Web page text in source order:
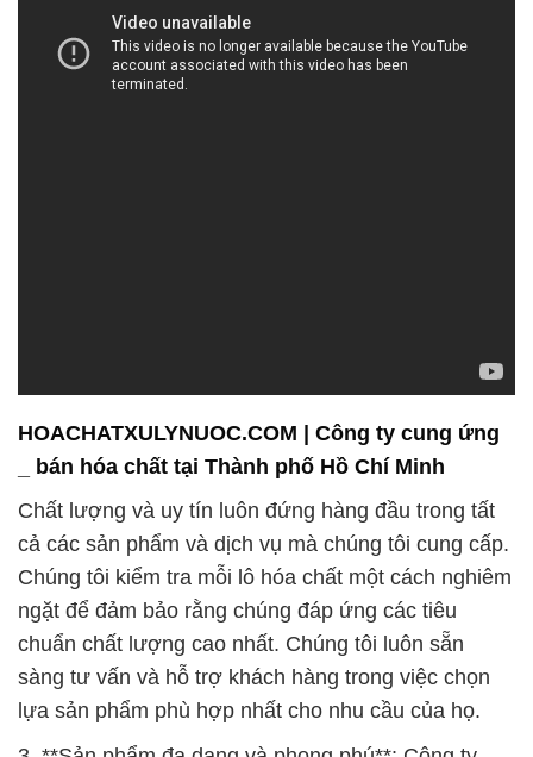
Chất lượng và uy tín luôn đứng hàng đầu trong tất
cả các sản phẩm và dịch vụ mà chúng tôi cung cấp.
Chúng tôi kiểm tra mỗi lô hóa chất một cách nghiêm
ngặt để đảm bảo rằng chúng đáp ứng các tiêu
chuẩn chất lượng cao nhất. Chúng tôi luôn sẵn
sàng tư vấn và hỗ trợ khách hàng trong việc chọn
lựa sản phẩm phù hợp nhất cho nhu cầu của họ.
3. **Sản phẩm đa dạng và phong phú**: Công ty
Hóa chất Đắc Trường Phát không chỉ cung cấp các
sản phẩm cơ bản, mà còn có sẵn một loạt các sản
phẩm đa dạng để đáp ứng các yêu cầu đặc biệt của
khách hàng. Chúng tôi cung cấp hóa chất tẩy rửa